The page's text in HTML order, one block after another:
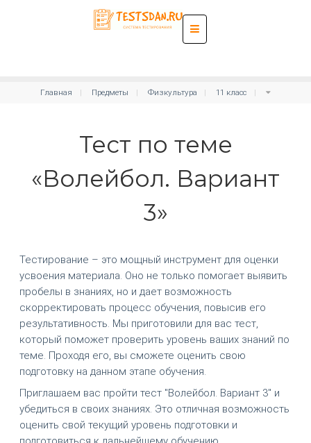
Главная Предметы Физкультура 11 класс
Тест по теме
«Волейбол. Вариант
3»
Тестирование – это мощный инструмент для оценки
усвоения материала. Оно не только помогает выявить
пробелы в знаниях, но и дает возможность
скорректировать процесс обучения, повысив его
результативность. Мы приготовили для вас тест,
который поможет проверить уровень ваших знаний по
теме. Проходя его, вы сможете оценить свою
подготовку на данном этапе обучения.
Приглашаем вас пройти тест "Волейбол. Вариант 3" и
убедиться в своих знаниях. Это отличная возможность
оценить свой текущий уровень подготовки и